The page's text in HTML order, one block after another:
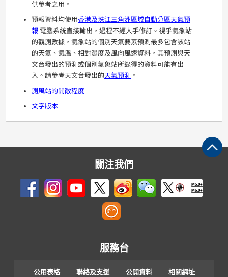
供參考之用。
預報資料均使用香港及珠江三角洲區域自動分區天氣預
報 電腦系統直接輸出，過程不經人手修訂。視乎氣象站
的觀測數據，氣象站的個別天氣要素預測最多包含該站
的天氣、氣溫、相對濕度及風向風速資料，其預測與天
文台發出的預測或個別氣象站所錄得的資料可能有出
入。請參考天文台發出的天氣預測 。
測風站的開敞程度
文字版本
關注我們
M5.0+
M6.0+
服務台
公用表格 聯絡及支援 公開資料
相關網址